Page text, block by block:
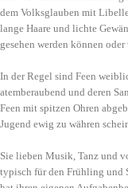
dem Volksglauben mit
lange Haare und lichte
gesehen werden können
In der Regel sind Feen
atemberaubend und deren
Feen mit spitzen Ohren
Jugend ewig zu währen
Sie lieben Musik, Tanz und
typisch für den Frühling und